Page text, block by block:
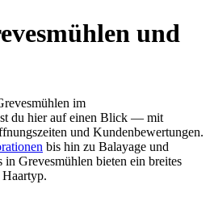
und
im
du hier auf einen Blick — mit
und Kundenbewertungen.
bis hin zu Balayage und
in Grevesmühlen bieten ein breites